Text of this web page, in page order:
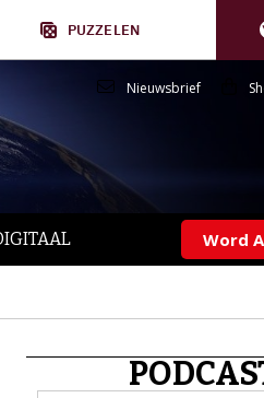
PUZZELEN
Nieuwsbrief
Word